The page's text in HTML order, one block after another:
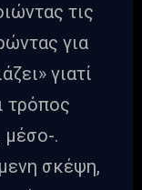
τις
για
γιατί
τρόπος
μέσο-.
σκέψη,